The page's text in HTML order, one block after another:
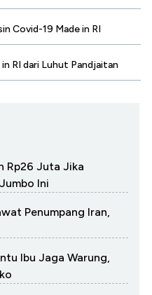
Covid-19 Made in RI
RI dari Luhut Pandjaitan
Rp26 Juta Jika
Ini
Penumpang Iran,
Ibu Jaga Warung,